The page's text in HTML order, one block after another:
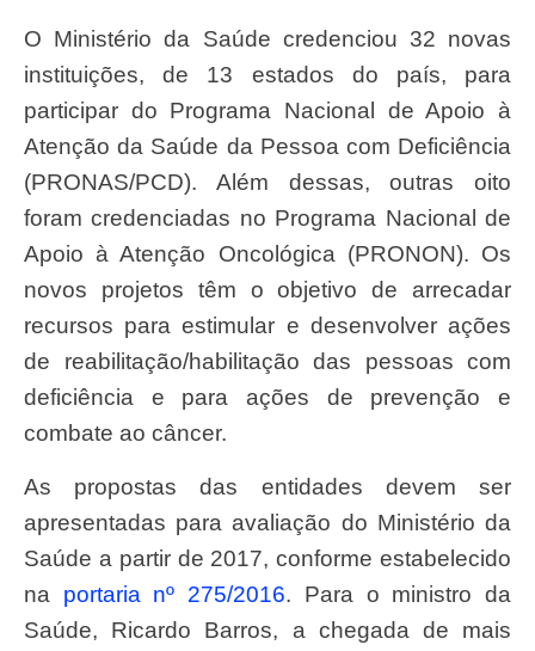
O Ministério da Saúde credenciou 32 novas
instituições, de 13 estados do país, para
participar do Programa Nacional de Apoio à
Atenção da Saúde da Pessoa com Deficiência
(PRONAS/PCD). Além dessas, outras oito
foram credenciadas no Programa Nacional de
Apoio à Atenção Oncológica (PRONON). Os
novos projetos têm o objetivo de arrecadar
recursos para estimular e desenvolver ações
de reabilitação/habilitação das pessoas com
deficiência e para ações de prevenção e
combate ao câncer.
As propostas das entidades devem ser
apresentadas para avaliação do Ministério da
Saúde a partir de 2017, conforme estabelecido
na portaria nº 275/2016. Para o ministro da
Saúde, Ricardo Barros, a chegada de mais